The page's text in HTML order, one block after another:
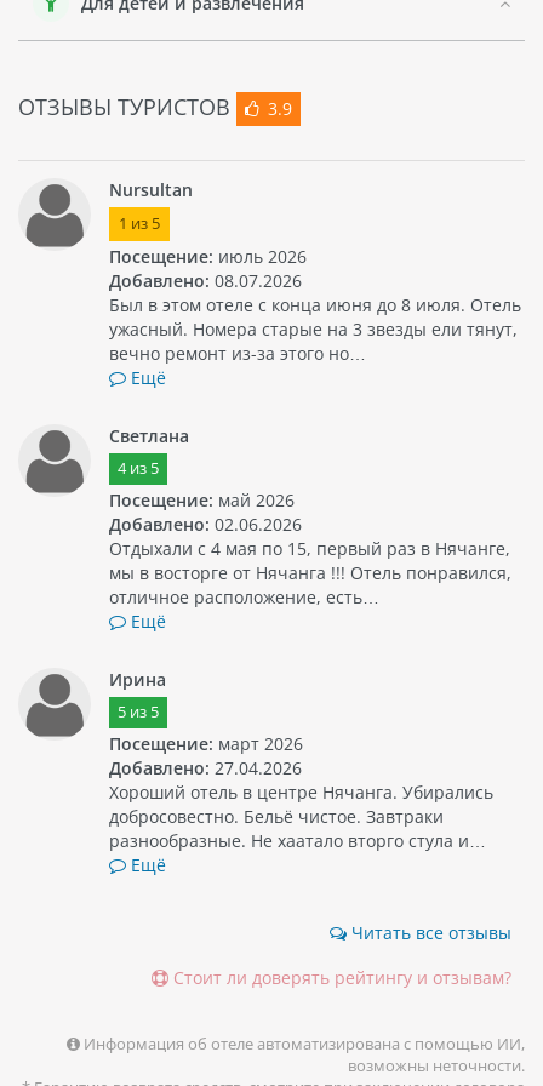
парке.
В целом, отель MAJESTIC PREMIUM является отличным
выбором для тех, кто хочет провести свой отпуск в
ОТЗЫВЫ ТУРИСТОВ 3.9
Nursultan
1 из 5
Посещение: июль 2026
Добавлено: 08.07.2026
Был в этом отеле с конца июня до 8 июля. Отель
ужасный. Номера старые на 3 звезды ели тянут,
вечно ремонт из-за этого но…
Ещё
Светлана
4из 5
Посещение: май 2026
Добавлено: 02.06.2026
Отдыхали с 4 мая по 15, первый раз в Нячанге,
мы в восторге от Нячанга !!! Отель понравился,
отличное расположение, есть…
Ещё
Ирина
5из 5
Посещение: март 2026
Добавлено: 27.04.2026
Хороший отель в центре Нячанга. Убирались
добросовестно. Бельё чистое. Завтраки
разнообразные. Не хаатало вторго стула и…
Ещё
Читать все отзывы
Стоит ли доверять рейтингу и отзывам?
Информация об отеле автоматизирована с помощью ИИ,
возможны неточности.